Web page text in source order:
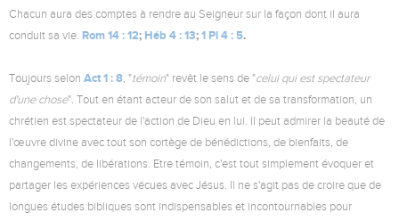
Chacun aura des comptes à rendre au Seigneur sur la façon dont il aura
conduit sa vie. Rom 14 : 12; Héb 4 : 13; 1 Pi 4 : 5.
Toujours selon Act 1 : 8, "témoin" revêt le sens de "celui qui est spectateur
d'une chose". Tout en étant acteur de son salut et de sa transformation, un
chrétien est spectateur de l'action de Dieu en lui. Il peut admirer la beauté de
l'œuvre divine avec tout son cortège de bénédictions, de bienfaits, de
changements, de libérations. Etre témoin, c'est tout simplement évoquer et
partager les expériences vécues avec Jésus. Il ne s'agit pas de croire que de
longues études bibliques sont indispensables et incontournables pour